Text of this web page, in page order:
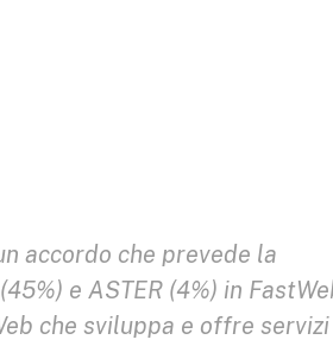
accordo che prevede la
e ASTER (4%) in
che sviluppa e offre